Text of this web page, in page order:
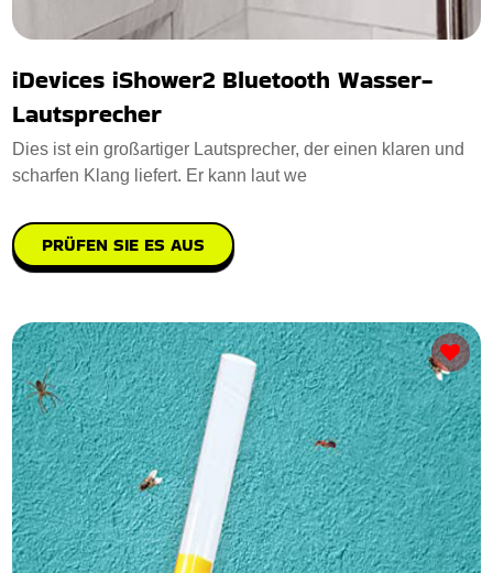
iDevices iShower2 Bluetooth Wasser-
Lautsprecher
Dies ist ein großartiger Lautsprecher, der einen klaren und
scharfen Klang liefert. Er kann laut we
PRÜFEN SIE ES AUS